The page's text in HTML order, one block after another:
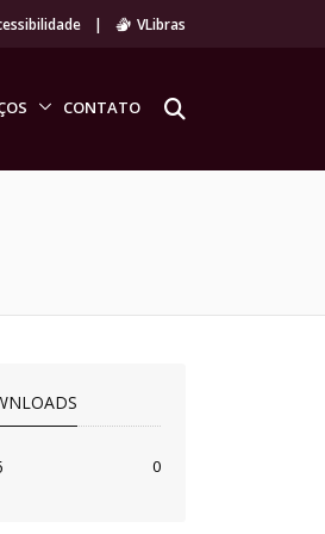
| VLibras
CONTATO
0